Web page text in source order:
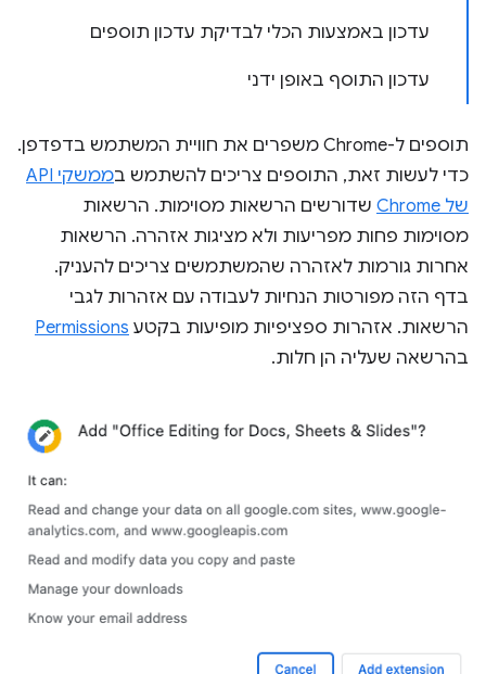
עדכון באמצעות הכלי לבדיקת עדכון תוספים
עדכון התוסף באופן ידני
תוספים ל-Chrome משפרים את חוויית המשתמש בדפדפן.
כדי לעשות זאת, התוספים צריכים להשתמש ב
ממשקי API
של Chrome
שדורשים הרשאות מסוימות. הרשאות
מסוימות פחות מפריעות ולא מציגות אזהרה. הרשאות
אחרות גורמות לאזהרה שהמשתמשים צריכים להעניק.
בדף הזה מפורטות הנחיות לעבודה עם אזהרות לגבי
הרשאות. אזהרות ספציפיות מופיעות בקטע Permissions
בהרשאה שעליה הן חלות.